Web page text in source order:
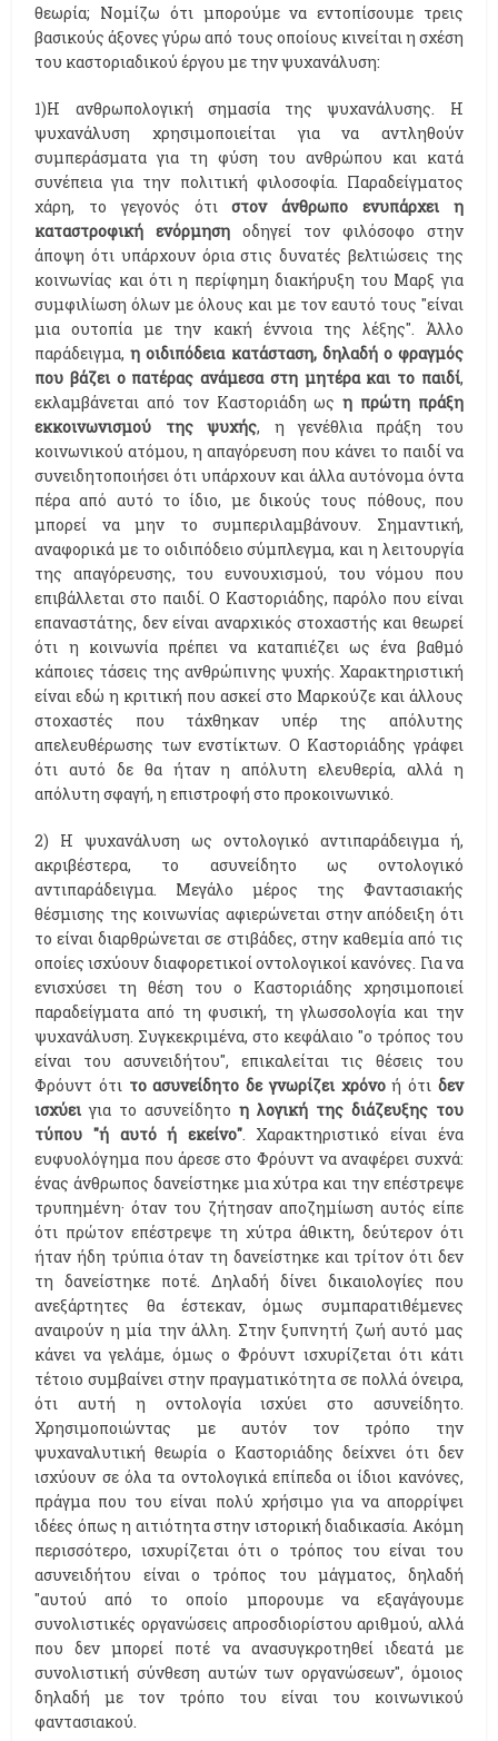
θεωρία; Νομίζω ότι μπορούμε να εντοπίσουμε τρεις
βασικούς άξονες γύρω από τους οποίους κινείται η σχέση
του καστοριαδικού έργου με την ψυχανάλυση:
1)Η ανθρωπολογική σημασία της ψυχανάλυσης. Η
ψυχανάλυση χρησιμοποιείται για να αντληθούν
συμπεράσματα για τη φύση του ανθρώπου και κατά
συνέπεια για την πολιτική φιλοσοφία. Παραδείγματος
χάρη, το γεγονός ότιστον άνθρωπο ενυπάρχει η
καταστροφική ενόρμηση οδηγεί τον φιλόσοφο στην
άποψη ότι υπάρχουν όρια στις δυνατές βελτιώσεις της
κοινωνίας και ότι η περίφημη διακήρυξη του Μαρξ για
συμφιλίωση όλων με όλους και με τον εαυτό τους "είναι
μια ουτοπία με την κακή έννοια της λέξης". Άλλο
παράδειγμα, η οιδιπόδεια κατάσταση, δηλαδή ο φραγμός
που βάζει ο πατέρας ανάμεσα στη μητέρα και το παιδί,
εκλαμβάνεται από τον Καστοριάδη ωςη πρώτη πράξη
εκκοινωνισμού της ψυχής, η γενέθλια πράξη του
κοινωνικού ατόμου, η απαγόρευση που κάνει το παιδί να
συνειδητοποιήσει ότι υπάρχουν και άλλα αυτόνομα όντα
πέρα από αυτό το ίδιο, με δικούς τους πόθους, που
μπορεί να μην το συμπεριλαμβάνουν. Σημαντική,
αναφορικά με το οιδιπόδειο σύμπλεγμα, και η λειτουργία
της απαγόρευσης, του ευνουχισμού, του νόμου που
επιβάλλεται στο παιδί. Ο Καστοριάδης, παρόλο που είναι
επαναστάτης, δεν είναι αναρχικός στοχαστής και θεωρεί
ότι η κοινωνία πρέπει να καταπιέζει ως ένα βαθμό
κάποιες τάσεις της ανθρώπινης ψυχής. Χαρακτηριστική
είναι εδώ η κριτική που ασκεί στο Μαρκούζε και άλλους
στοχαστές που τάχθηκαν υπέρ της απόλυτης
απελευθέρωσης των ενστίκτων. Ο Καστοριάδης γράφει
ότι αυτό δε θα ήταν η απόλυτη ελευθερία, αλλά η
απόλυτη σφαγή, η επιστροφή στο προκοινωνικό.
2) Η ψυχανάλυση ως οντολογικό αντιπαράδειγμα ή,
ακριβέστερα, το ασυνείδητο ως οντολογικό
αντιπαράδειγμα. Μεγάλο μέρος της Φαντασιακής
θέσμισης της κοινωνίας αφιερώνεται στην απόδειξη ότι
το είναι διαρθρώνεται σε στιβάδες, στην καθεμία από τις
οποίες ισχύουν διαφορετικοί οντολογικοί κανόνες. Για να
ενισχύσει τη θέση του ο Καστοριάδης χρησιμοποιεί
παραδείγματα από τη φυσική, τη γλωσσολογία και την
ψυχανάλυση. Συγκεκριμένα, στο κεφάλαιο "ο τρόπος του
είναι του ασυνειδήτου", επικαλείται τις θέσεις του
Φρόυντ ότι το ασυνείδητο δε γνωρίζει χρόνοή ότι δεν
ισχύει για το ασυνείδητο η λογική της διάζευξης του
τύπου "ή αυτό ή εκείνο". Χαρακτηριστικό είναι ένα
ευφυολόγημα που άρεσε στο Φρόυντ να αναφέρει συχνά:
ένας άνθρωπος δανείστηκε μια χύτρα και την επέστρεψε
τρυπημένη· όταν του ζήτησαν αποζημίωση αυτός είπε
ότι πρώτον επέστρεψε τη χύτρα άθικτη, δεύτερον ότι
ήταν ήδη τρύπια όταν τη δανείστηκε και τρίτον ότι δεν
τη δανείστηκε ποτέ. Δηλαδή δίνει δικαιολογίες που
ανεξάρτητες θα έστεκαν, όμως συμπαρατιθέμενες
αναιρούν η μία την άλλη. Στην ξυπνητή ζωή αυτό μας
κάνει να γελάμε, όμως ο Φρόυντ ισχυρίζεται ότι κάτι
τέτοιο συμβαίνει στην πραγματικότητα σε πολλά όνειρα,
ότι αυτή η οντολογία ισχύει στο ασυνείδητο.
Χρησιμοποιώντας με αυτόν τον τρόπο την
ψυχαναλυτική θεωρία ο Καστοριάδης δείχνει ότι δεν
ισχύουν σε όλα τα οντολογικά επίπεδα οι ίδιοι κανόνες,
πράγμα που του είναι πολύ χρήσιμο για να απορρίψει
ιδέες όπως η αιτιότητα στην ιστορική διαδικασία. Ακόμη
περισσότερο, ισχυρίζεται ότι ο τρόπος του είναι του
ασυνειδήτου είναι ο τρόπος του μάγματος, δηλαδή
"αυτού από το οποίο μπορουμε να εξαγάγουμε
συνολιστικές οργανώσεις απροσδιορίστου αριθμού, αλλά
που δεν μπορεί ποτέ να ανασυγκροτηθεί ιδεατά με
συνολιστική σύνθεση αυτών των οργανώσεων", όμοιος
δηλαδή με τον τρόπο του είναι του κοινωνικού
φαντασιακού.